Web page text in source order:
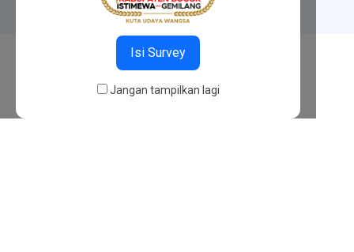
404
Isi Survey
Jangan tampilkan lagi